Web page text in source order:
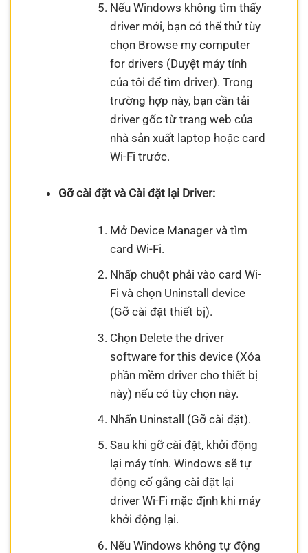
Nếu Windows không tìm thấy
driver mới, bạn có thể thử tùy
chọn Browse my computer
for drivers (Duyệt máy tính
của tôi để tìm driver). Trong
trường hợp này, bạn cần tải
driver gốc từ trang web của
nhà sản xuất laptop hoặc card
Wi-Fi trước.
Gỡ cài đặt và Cài đặt lại Driver:
Mở Device Manager và tìm
card Wi-Fi.
Nhấp chuột phải vào card Wi-
Fi và chọn Uninstall device
(Gỡ cài đặt thiết bị).
Chọn Delete the driver
software for this device (Xóa
phần mềm driver cho thiết bị
này) nếu có tùy chọn này.
Nhấn Uninstall (Gỡ cài đặt).
Sau khi gỡ cài đặt, khởi động
lại máy tính. Windows sẽ tự
động cố gắng cài đặt lại
driver Wi-Fi mặc định khi máy
khởi động lại.
Nếu Windows không tự động